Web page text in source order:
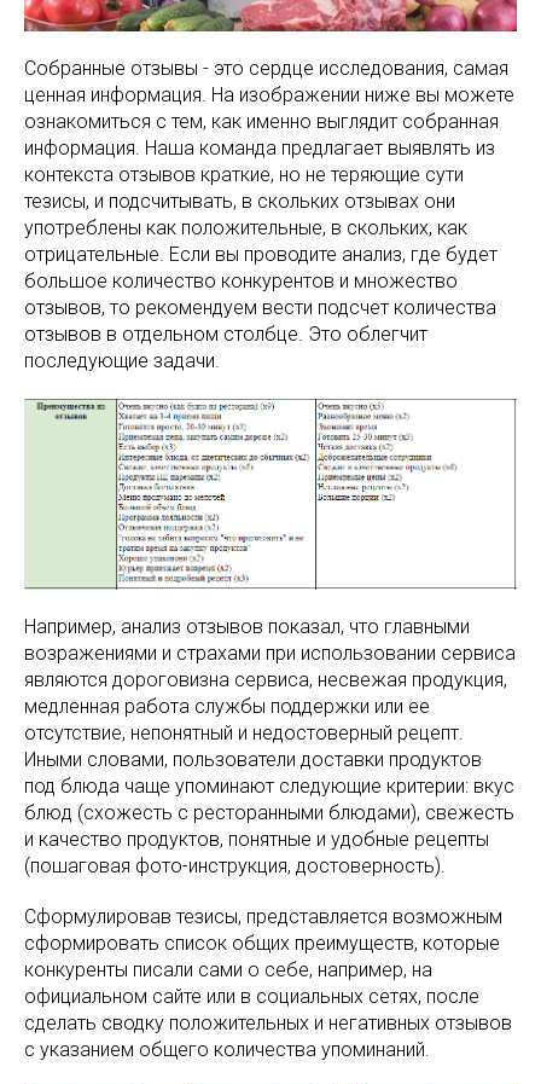
Собранные отзывы - это сердце исследования, самая
ценная информация. На изображении ниже вы можете
ознакомиться с тем, как именно выглядит собранная
информация. Наша команда предлагает выявлять из
контекста отзывов краткие, но не теряющие сути
тезисы, и подсчитывать, в скольких отзывах они
употреблены как положительные, в скольких, как
отрицательные. Если вы проводите анализ, где будет
большое количество конкурентов и множество
отзывов, то рекомендуем вести подсчет количества
отзывов в отдельном столбце. Это облегчит
последующие задачи.
Например, анализ отзывов показал, что главными
возражениями и страхами при использовании сервиса
являются дороговизна сервиса, несвежая продукция,
медленная работа службы поддержки или ее
отсутствие, непонятный и недостоверный рецепт.
Иными словами, пользователи доставки продуктов
под блюда чаще упоминают следующие критерии: вкус
блюд (схожесть с ресторанными блюдами), свежесть
и качество продуктов, понятные и удобные рецепты
(пошаговая фото-инструкция, достоверность).
Сформулировав тезисы, представляется возможным
сформировать список общих преимуществ, которые
конкуренты писали сами о себе, например, на
официальном сайте или в социальных сетях, после
сделать сводку положительных и негативных отзывов
с указанием общего количества упоминаний.